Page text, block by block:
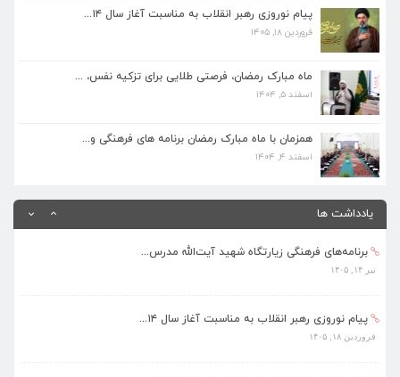
پیام نوروزی رهبر انقلاب به مناسبت آغاز سال ۱۴...
فروردین ۱۸, ۱۴۰۵
ماه مبارک رمضان، فرصتی طلایی برای تزکیه نفس، ...
اسفند ۵, ۱۴۰۴
همزمان با ماه مبارک رمضان برنامه های فرهنگی و...
اسفند ۴, ۱۴۰۴
یادداشت ها
ماه مبارک رمضان، فرصتی طلایی برای تزکیه نفس، ...
اسفند ۵, ۱۴۰۴
همزمان با ماه مبارک رمضان برنامه های فرهنگی و...
اسفند ۴, ۱۴۰۴
مرداد ۱۰, ۱۴۰۵
برنامه‌های فرهنگی زیارتگاه شهید آیت‌الله مدرس...
تیر ۱۴, ۱۴۰۵
پیام نوروزی رهبر انقلاب به مناسبت آغاز سال ۱۴...
فروردین ۱۸, ۱۴۰۵